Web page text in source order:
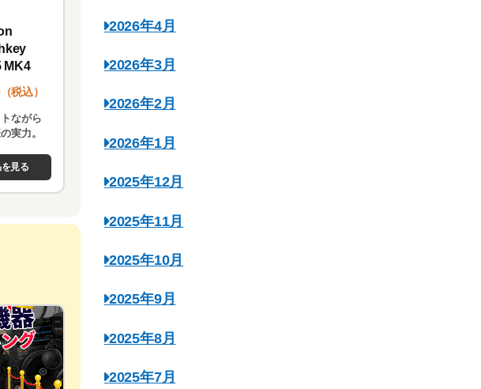
MK4
税込）
ながら
実力。
見る
2026年4月
2026年3月
2026年2月
2026年1月
2025年12月
2025年11月
2025年10月
2025年9月
2025年8月
2025年7月